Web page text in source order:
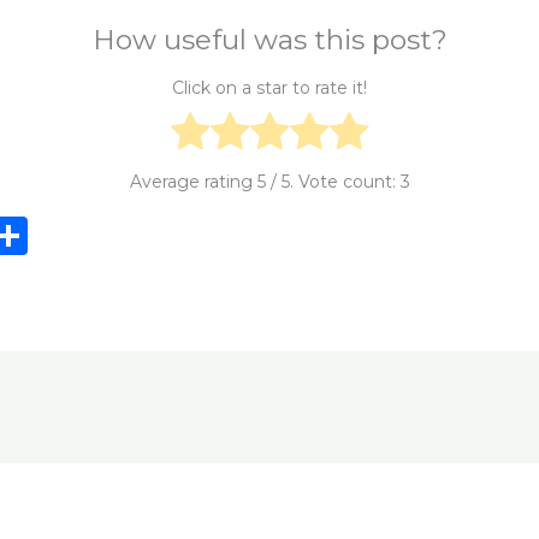
How useful was this post?
Click on a star to rate it!
Average rating 5/ 5. Vote count: 3